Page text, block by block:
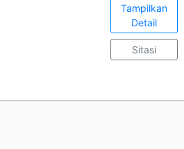
Tampilkan
Detail
Sitasi